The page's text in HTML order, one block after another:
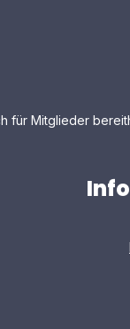
für Mitglieder